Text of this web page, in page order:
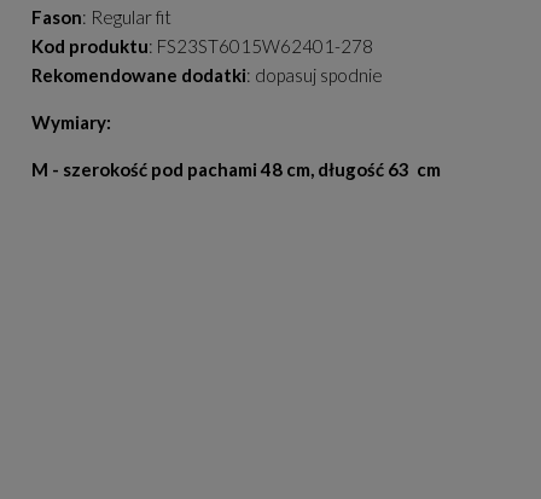
Fason: Regular fit
Kod produktu: FS23ST6015W62401-278
Rekomendowane dodatki: dopasuj spodnie
Wymiary:
M - szerokość pod pachami 48 cm, długość 63 cm